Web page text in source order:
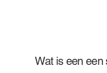
Wat is een een